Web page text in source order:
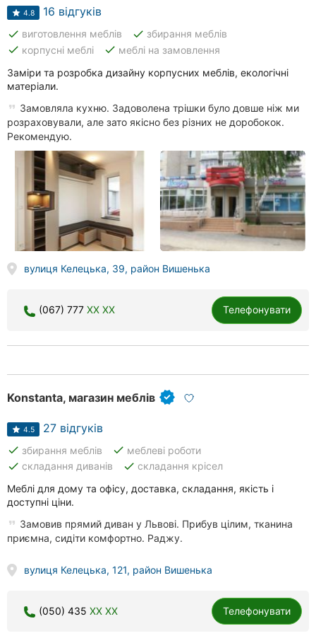
4.8 16 відгуків
done виготовлення меблів done збирання меблів
done корпусні меблі done меблі на замовлення
Заміри та розробка дизайну корпусних меблів, екологічні
матеріали.
Замовляла кухню. Задоволена трішки було довше ніж ми
розраховували, але зато якісно без різних не доробокок.
Рекомендую.
вулиця Келецька, 39, район Вишенька
(067) 777 XX XX Телефонувати
Konstanta, магазин меблів
4.5 27 відгуків
done збирання меблів done меблеві роботи
done складання диванів done складання крісел
Меблі для дому та офісу, доставка, складання, якість і
доступні ціни.
Замовив прямий диван у Львові. Прибув цілим, тканина
приємна, сидіти комфортно. Раджу.
вулиця Келецька, 121, район Вишенька
(050) 435 XX XX Телефонувати